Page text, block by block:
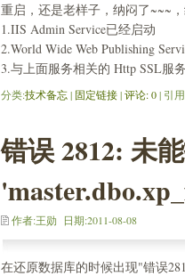
重启，还是老样子，纳闷了~~~
1.IIS Admin Service已经启动
2.World Wide Web Publishing
3.与上面服务相关的 Http SSL服
分类:技术备忘| 固定链接| 评论: 0| 引
错误 2812: 未
作者:王勋 日期:2011-08-08
在还原数据库的时候出现"错误